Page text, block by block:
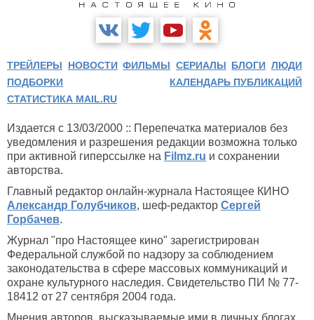
ТРЕЙЛЕРЫ НОВОСТИ ФИЛЬМЫ СЕРИАЛЫ БЛОГИ ЛЮДИ
ПОДБОРКИ
КАЛЕНДАРЬ ПУБЛИКАЦИЙ
СТАТИСТИКА MAIL.RU
Издается с 13/03/2000 :: Перепечатка материалов без
уведомления и разрешения редакции возможна только
при активной гиперссылке на Filmz.ru и сохранении
авторства.
Главный редактор онлайн-журнала Настоящее КИНО
Александр Голубчиков, шеф-редактор Сергей
Горбачев.
Журнал "про Настоящее кино" зарегистрирован
Федеральной службой по надзору за соблюдением
законодательства в сфере массовых коммуникаций и
охране культурного наследия. Свидетельство ПИ № 77-
18412 от 27 сентября 2004 года.
Мнения авторов, высказываемые ими в личных блогах,